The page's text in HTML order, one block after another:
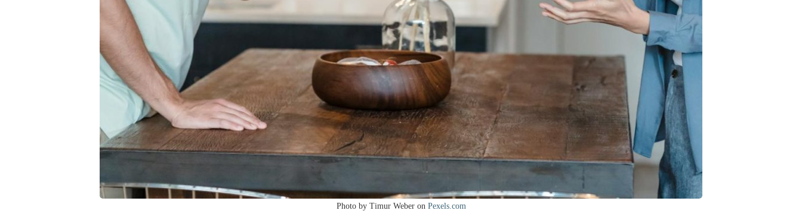
Photo by Timur Weber on Pexels.com